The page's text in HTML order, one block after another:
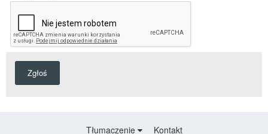
Zgłoś
Tłumaczenie Kontakt